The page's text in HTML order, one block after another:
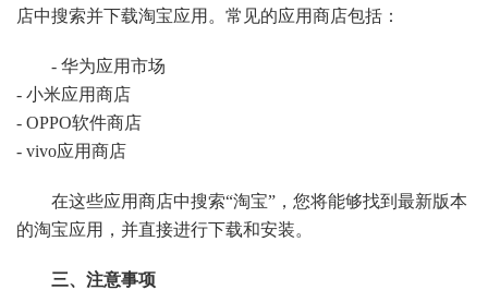
店中搜索并下载淘宝应用。常见的应用商店包括：
- 华为应用市场
- 小米应用商店
- OPPO软件商店
- vivo应用商店
在这些应用商店中搜索“淘宝”，您将能够找到最新版本
的淘宝应用，并直接进行下载和安装。
三、注意事项